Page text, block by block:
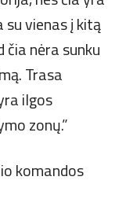
su vienas į kitą
čia nėra sunku
Trasa
ilgos
zonų.”
komandos